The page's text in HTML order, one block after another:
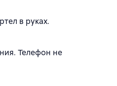
в руках.
Телефон не